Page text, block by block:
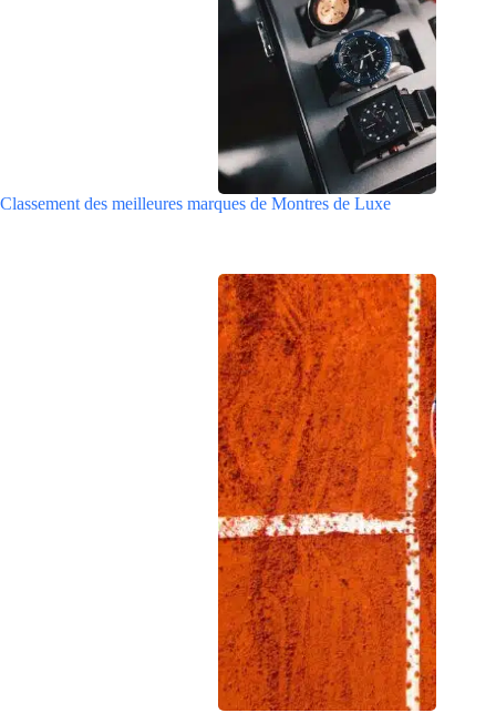
Classement des meilleures marques de Montres de Luxe